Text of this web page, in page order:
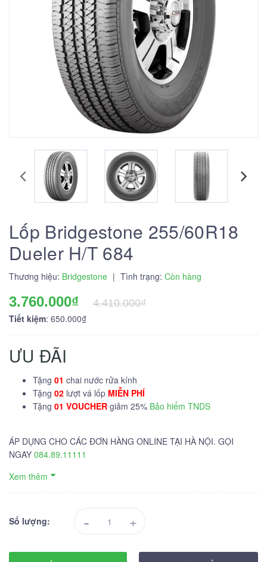
Lốp Bridgestone 255/60R18
Dueler H/T 684
Thương hiệu: Bridgestone | Tình trạng: Còn hàng
3.760.000₫
4.410.000₫
Tiết kiệm: 650.000₫
ƯU ĐÃI
Tặng 01 chai nước rửa kính
Tặng 02 lượt vá lốp MIỄN PHÍ
Tặng 01 VOUCHER giảm 25% Bảo hiểm TNDS
ÁP DỤNG CHO CÁC ĐƠN HÀNG ONLINE TẠI HÀ NỘI. GỌI
NGAY 084.89.11111
Xem thêm
Số lượng: - +